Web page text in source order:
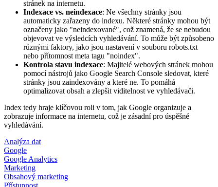
stránek na internetu.
Indexace vs. neindexace: Ne všechny stránky jsou
automaticky zařazeny do indexu. Některé stránky mohou být
označeny jako "neindexované", což znamená, že se nebudou
objevovat ve výsledcích vyhledávání. To může být způsobeno
různými faktory, jako jsou nastavení v souboru robots.txt
nebo přítomnost meta tagu "noindex".
Kontrola stavu indexace: Majitelé webových stránek mohou
pomocí nástrojů jako Google Search Console sledovat, které
stránky jsou zaindexovány a které ne. To pomáhá
optimalizovat obsah a zlepšit viditelnost ve vyhledávači.
Index tedy hraje klíčovou roli v tom, jak Google organizuje a
zobrazuje informace na internetu, což je zásadní pro úspěšné
vyhledávání.
Analýza dat
Google
Google Analytics
Marketing
Obsahový marketing
Přístupnost